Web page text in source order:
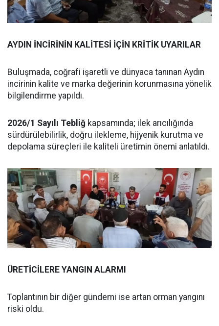
AYDIN İNCİRİNİN KALİTESİ İÇİN KRİTİK UYARILAR
Buluşmada, coğrafi işaretli ve dünyaca tanınan Aydın
incirinin kalite ve marka değerinin korunmasına yönelik
bilgilendirme yapıldı.
2026/1 Sayılı Tebliğ kapsamında; ilek arıcılığında
sürdürülebilirlik, doğru ilekleme, hijyenik kurutma ve
depolama süreçleri ile kaliteli üretimin önemi anlatıldı.
ÜRETİCİLERE YANGIN ALARMI
Toplantının bir diğer gündemi ise artan orman yangını
riski oldu.